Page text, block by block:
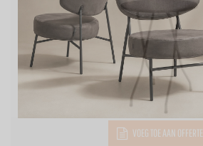
VOEG TOE AAN OFFERTE